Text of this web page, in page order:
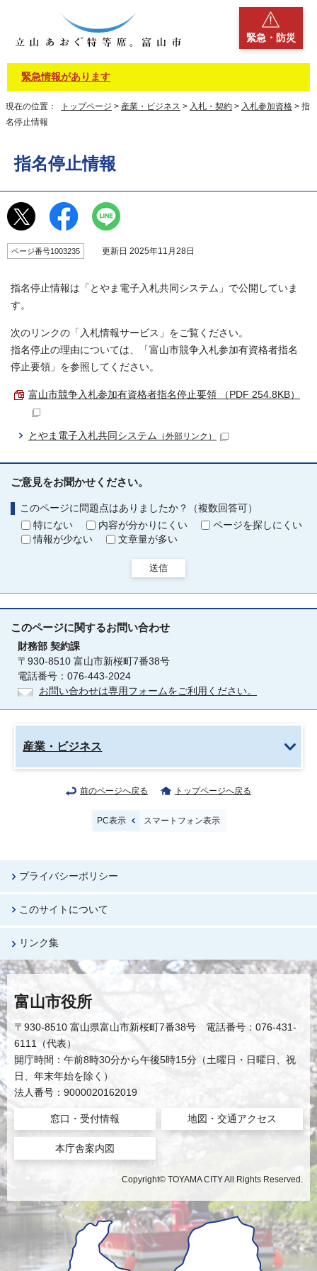
緊急・防災
緊急情報があります
現在の位置： トップページ > 産業・ビジネス > 入札・契約 > 入札参加資格 > 指
名停止情報
指名停止情報
ページ番号1003235 更新日 2025年11月28日
指名停止情報は「とやま電子入札共同システム」で公開していま
す。
次のリンクの「入札情報サービス」をご覧ください。
指名停止の理由については、「富山市競争入札参加有資格者指名
停止要領」を参照してください。
富山市競争入札参加有資格者指名停止要領 （PDF 254.8KB）
とやま電子入札共同システム （外部リンク）
ご意見をお聞かせください。
このページに問題点はありましたか？（複数回答可）
特にない
内容が分かりにくい
ページを探しにくい
情報が少ない
文章量が多い
送信
このページに関するお問い合わせ
財務部 契約課
〒930-8510 富山市新桜町7番38号
電話番号：076-443-2024
お問い合わせは専用フォームをご利用ください。
産業・ビジネス
前のページへ戻る トップページへ戻る
PC表示 スマートフォン表示
プライバシーポリシー
このサイトについて
リンク集
富山市役所
〒930-8510 富山県富山市新桜町7番38号 電話番号：076-431-
6111（代表）
開庁時間：午前8時30分から午後5時15分（土曜日・日曜日、祝
日、年末年始を除く）
法人番号：9000020162019
窓口・受付情報 地図・交通アクセス
本庁舎案内図
Copyright© TOYAMA CITY All Rights Reserved.